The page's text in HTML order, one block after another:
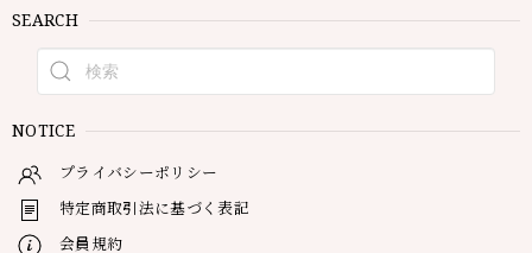
SEARCH
NOTICE
プライバシーポリシー
特定商取引法に基づく表記
会員規約